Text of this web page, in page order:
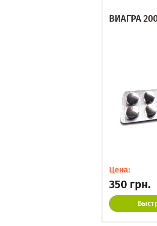
ВИАГРА
Цена:
350 грн.